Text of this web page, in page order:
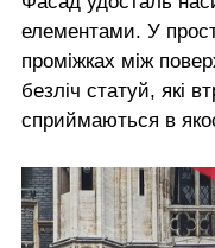
елементами. У
проміжках між
безліч статуй, які
сприймаються в